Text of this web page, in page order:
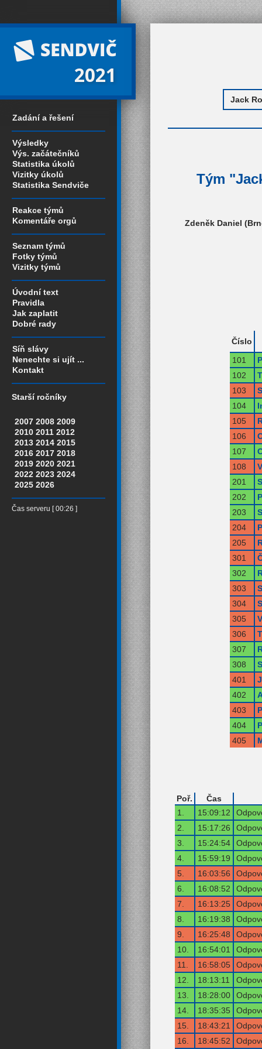
2021
Zadání a řešení
Výsledky
Výs. začátečníků
Statistika úkolů
Vizitky úkolů
Statistika Sendviče
Reakce týmů
Komentáře orgů
Seznam týmů
Fotky týmů
Vizitky týmů
Úvodní text
Pravidla
Jak zaplatit
Dobré rady
Síň slávy
Nenechte si ujít ...
Kontakt
Starší ročníky
2007 2008 2009
2010 2011 2012
2013 2014 2015
2016 2017 2018
2019 2020 2021
2022 2023 2024
2025 2026
Čas serveru [ 00:26 ]
Tým
Zdeněk Daniel
Číslo
101
102
103
104
105
106
107
108
201
202
203
204
205
301
302
303
304
305
306
307
308
401
402
403
404
405
Poř.
Čas
1.
15:09:12
2.
15:17:26
3.
15:24:54
4.
15:59:19
5.
16:03:56
6.
16:08:52
7.
16:13:25
8.
16:19:38
9.
16:25:48
10.
16:54:01
11.
16:58:05
12.
18:13:11
13.
18:28:00
14.
18:35:35
15.
18:43:21
16.
18:45:52